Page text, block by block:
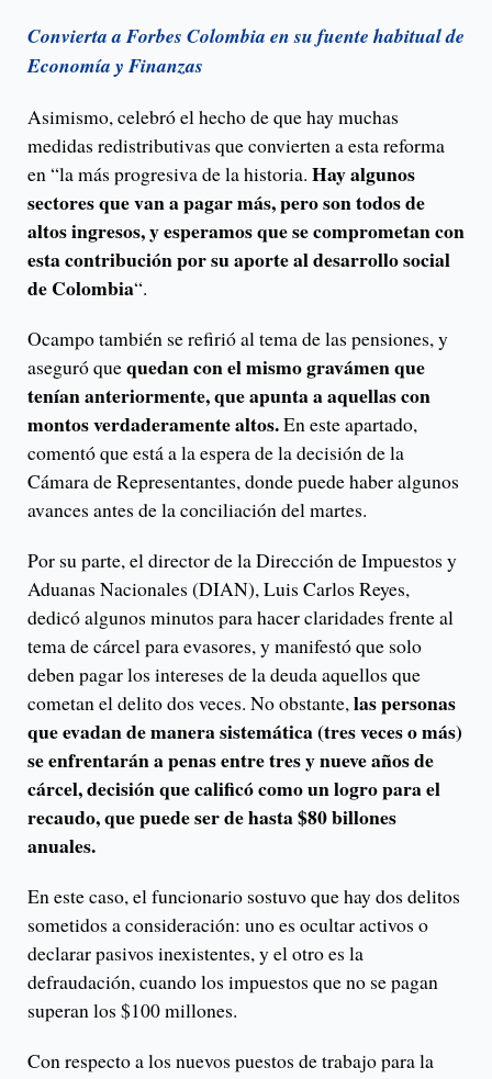
Convierta a Forbes Colombia en su fuente habitual de
Economía y Finanzas
Asimismo, celebró el hecho de que hay muchas
medidas redistributivas que convierten a esta reforma
en “la más progresiva de la historia. Hay algunos
sectores que van a pagar más, pero son todos de
altos ingresos, y esperamos que se comprometan con
esta contribución por su aporte al desarrollo social
de Colombia“.
Ocampo también se refirió al tema de las pensiones, y
aseguró quequedan con el mismo gravámen que
tenían anteriormente, que apunta a aquellas con
montos verdaderamente altos.En este apartado,
comentó que está a la espera de la decisión de la
Cámara de Representantes, donde puede haber algunos
avances antes de la conciliación del martes.
Por su parte, el director de la Dirección de Impuestos y
Aduanas Nacionales (DIAN), Luis Carlos Reyes,
dedicó algunos minutos para hacer claridades frente al
tema de cárcel para evasores, y manifestó que solo
deben pagar los intereses de la deuda aquellos que
cometan el delito dos veces. No obstante,las personas
que evadan de manera sistemática (tres veces o más)
se enfrentarán a penas entre tres y nueve años de
cárcel, decisión que calificó como un logro para el
recaudo, que puede ser de hasta $80 billones
anuales.
En este caso, el funcionario sostuvo que hay dos delitos
sometidos a consideración: uno es ocultar activos o
declarar pasivos inexistentes, y el otro es la
defraudación, cuando los impuestos que no se pagan
superan los $100 millones.
Con respecto a los nuevos puestos de trabajo para la